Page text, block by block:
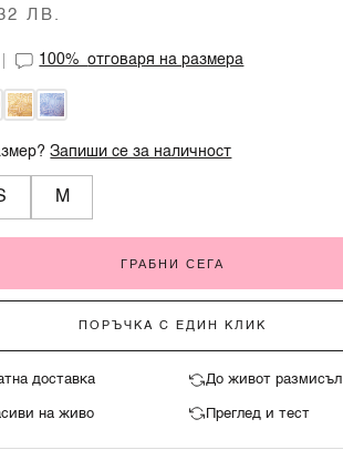
ЛВ.
100%отговаря на размера
Запиши се за наличност
M
ГРАБНИ СЕГА
ПОРЪЧКА С ЕДИН КЛИК
доставка До живот размисъл
на живо Преглед и тест